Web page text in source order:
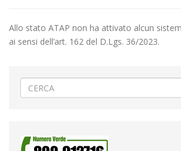
Allo stato ATAP non ha attivato alcun
ai sensi dell’art. 162 del D.Lgs. 36/2023.